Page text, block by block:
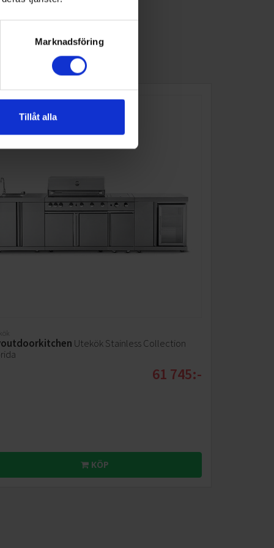
Marknadsföring
Tillåt alla
Utekök Stainless Collection
61 745:-
KÖP